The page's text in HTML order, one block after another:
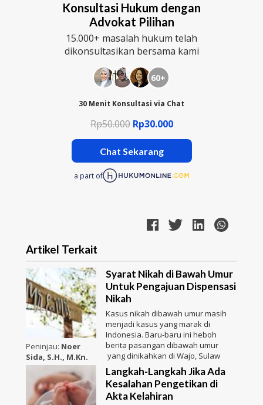
Konsultasi Hukum dengan
Advokat Pilihan
15.000+ masalah hukum telah
dikonsultasikan bersama kami
60+
30 Menit Konsultasi via Chat
Rp50.000 Rp30.000
Chat Sekarang
a part of
Artikel Terkait
Peninjau: Noer
Sida, S.H., M.Kn.
Syarat Nikah di Bawah Umur
Untuk Pengajuan Dispensasi
Nikah
Kasus nikah dibawah umur masih
menjadi kasus yang marak di
Indonesia. Baru-baru ini heboh
berita pasangan dibawah umur
yang dinikahkan di Wajo, Sulaw
Langkah-Langkah Jika Ada
Kesalahan Pengetikan di
Akta Kelahiran